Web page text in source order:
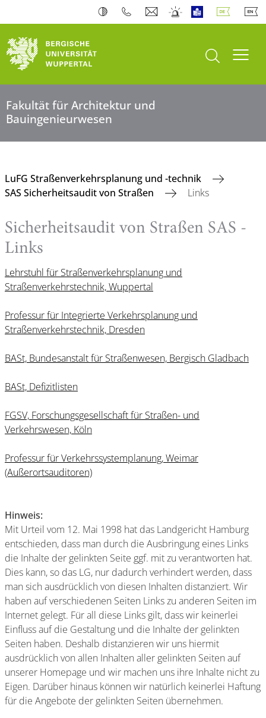
Suche öffnen
Fakultät für Architektur und
Bauingenieurwesen
LuFG Straßenverkehrsplanung und -technik
SAS Sicherheitsaudit von Straßen
Links
Sicherheitsaudit von Straßen SAS -
Links
Lehrstuhl für Straßenverkehrsplanung und
Straßenverkehrstechnik, Wuppertal
Professur für Integrierte Verkehrsplanung und
Straßenverkehrstechnik, Dresden
BASt, Bundesanstalt für Straßenwesen, Bergisch Gladbach
BASt, Defizitlisten
FGSV, Forschungsgesellschaft für Straßen- und
Verkehrswesen, Köln
Professur für Verkehrssystemplanung, Weimar
(Außerortsauditoren)
Hinweis:
Mit Urteil vom 12. Mai 1998 hat das Landgericht Hamburg
entschieden, dass man durch die Ausbringung eines Links
die Inhalte der gelinkten Seite ggf. mit zu verantworten hat.
Dies kann, so das LG, nur dadurch verhindert werden, dass
man sich ausdrücklich von diesen Inhalten distanziert. Wir
haben auf verschiedenen Seiten Links zu anderen Seiten im
Internet gelegt. Für all diese Links gilt, dass wir keinerlei
Einfluss auf die Gestaltung und die Inhalte der gelinkten
Seiten haben. Deshalb distanzieren wir uns hiermit
ausdrücklich von allen Inhalten aller gelinkten Seiten auf
unserer Homepage und wir machen uns ihre Inhalte nicht zu
Eigen. Darüber hinaus können wir natürlich keinerlei Haftung
für die Angebote der gelinkten Seiten übernehmen.